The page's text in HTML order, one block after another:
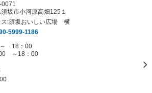
0071
坂市小河原高畑125１
ス:須坂おいしい広場 横
5999-1186
18：00
～18：00